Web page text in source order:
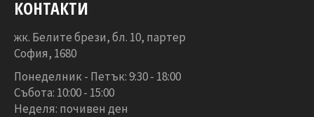
КОНТАКТИ
жк. Белите брези, бл. 10, партер
София, 1680
Понеделник - Петък: 9:30 - 18:00
Събота: 10:00 - 15:00
Неделя: почивен ден